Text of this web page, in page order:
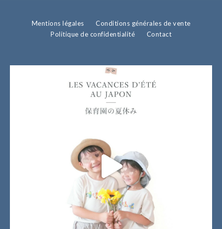
Mentions légales
Conditions générales de vente
Politique de confidentialité
Contact